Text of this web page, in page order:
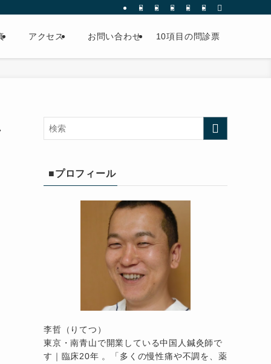
アクセス お問い合わせ 10項目の問診票
■プロフィール
李哲（りてつ）
東京・南青山で開業している中国人鍼灸師で
す｜臨床20年 。「多くの慢性痛や不調を、薬